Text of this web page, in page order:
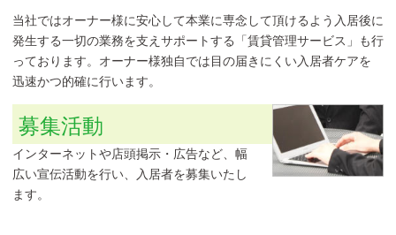
当社ではオーナー様に安心して本業に専念して頂けるよう入居後に
発生する一切の業務を支えサポートする「賃貸管理サービス」も行
っております。オーナー様独自では目の届きにくい入居者ケアを
迅速かつ的確に行います。
募集活動
インターネットや店頭掲示・広告など、幅
広い宣伝活動を行い、入居者を募集いたし
ます。